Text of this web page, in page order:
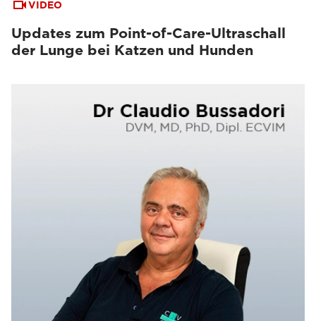
VIDEO
Updates zum Point-of-Care-Ultraschall
der Lunge bei Katzen und Hunden